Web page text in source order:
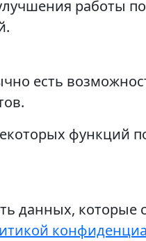
работы
есть
функций
данных, которые